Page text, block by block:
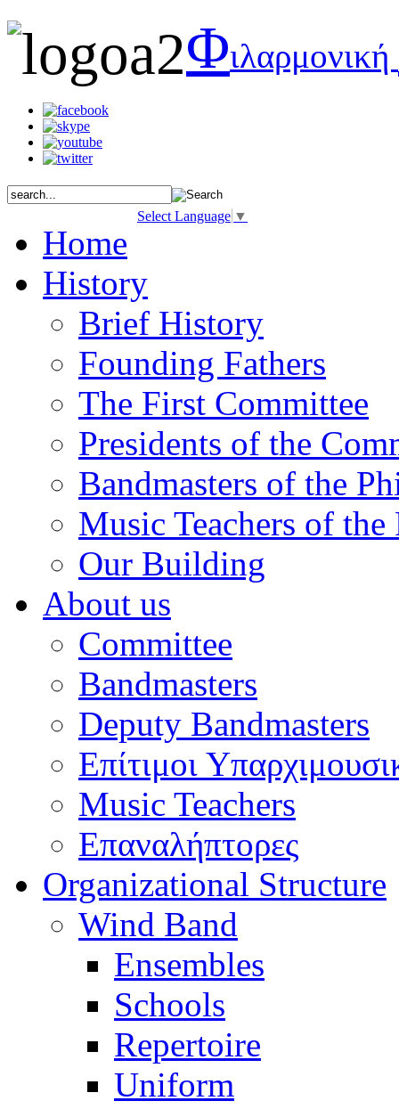
Φιλαρμονική
Select Language ▼
Home
History
Brief History
Founding Fathers
The First Committee
Presidents of the
Bandmasters of the
Music Teachers of
Our Building
About us
Committee
Bandmasters
Deputy Bandmasters
Επίτιμοι
Music Teachers
Επαναλήπτορες
Organizational Structure
Wind Band
Ensembles
Schools
Repertoire
Uniform